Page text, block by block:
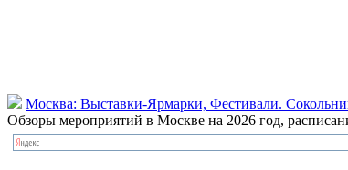
Москва: Выставки-Ярмарки, Фестивали.
Обзоры мероприятий в Москве на 2026 год,